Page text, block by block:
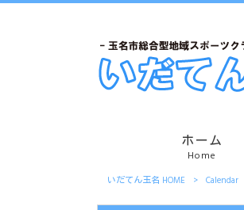
ホーム
Home
いだてん玉名 HOME > Calendar